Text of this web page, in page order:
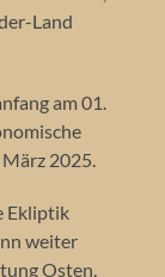
Land
am 01.
2025.
Ekliptik
weiter
Osten.